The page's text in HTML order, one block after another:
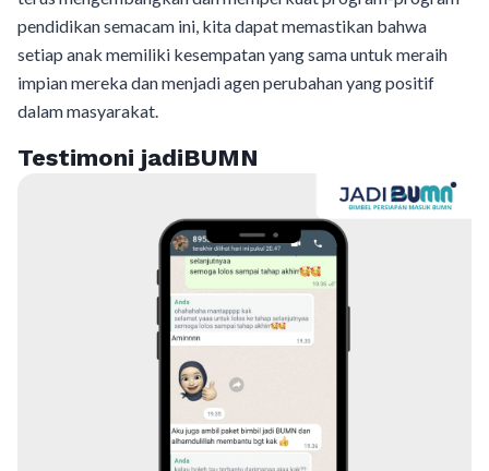
pendidikan semacam ini, kita dapat memastikan bahwa
setiap anak memiliki kesempatan yang sama untuk meraih
impian mereka dan menjadi agen perubahan yang positif
dalam masyarakat.
Testimoni jadiBUMN